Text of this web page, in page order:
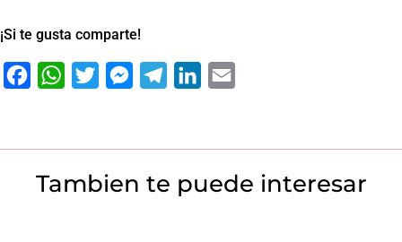
¡Si te gusta comparte!
Tambien te puede interesar